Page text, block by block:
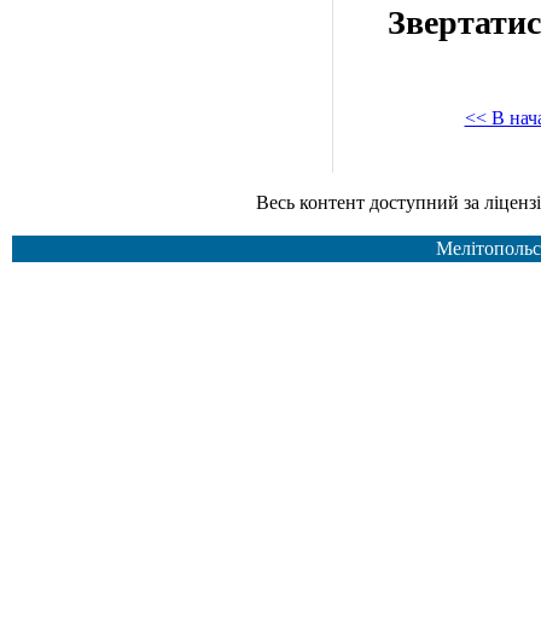
<< В
Весь контент доступний за ліцензією Creative